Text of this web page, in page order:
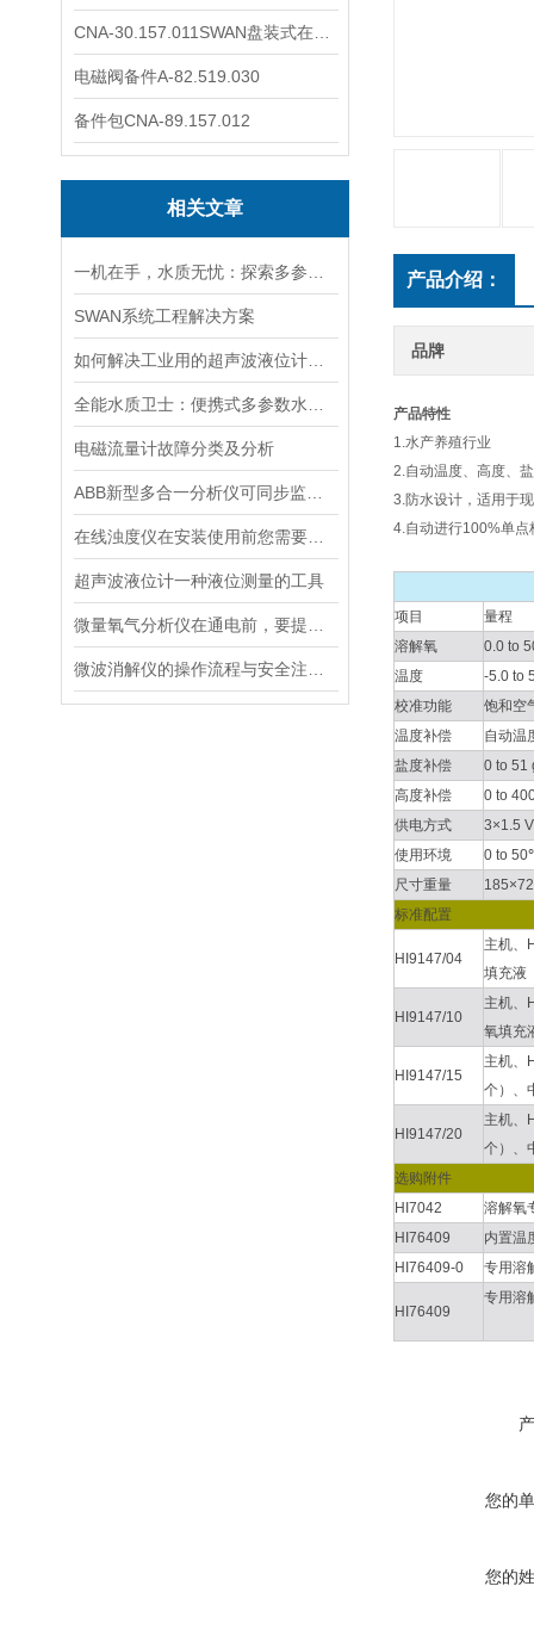
电磁阀备件A-82.519.030
备件包CNA-89.157.012
相关文章
SWAN系统工程解决方案
电磁流量计故障分类及分析
超声波液位计一种液位测量的工具
产品介绍：
品牌
产品特性
1.水产养殖行业
2.自动温度、高度、
3.防水设计，适用于
4.自动进行100%单点
项目
量程
溶解氧
0.0 to
温度
-5.0 to
校准功能
饱和空
温度补偿
自动温
盐度补偿
0 to 51
高度补偿
0 to
供电方式
3×1.5
使用环境
0 to
尺寸重量
标准配置
HI9147/04
主机、
填充液
HI9147/10
主机、
氧填充
HI9147/15
主机、
个）、
HI9147/20
主机、
个）、
选购附件
HI7042
溶解氧
HI76409
内置温
HI76409-0
专用溶
HI76409
专用溶
您的
您的